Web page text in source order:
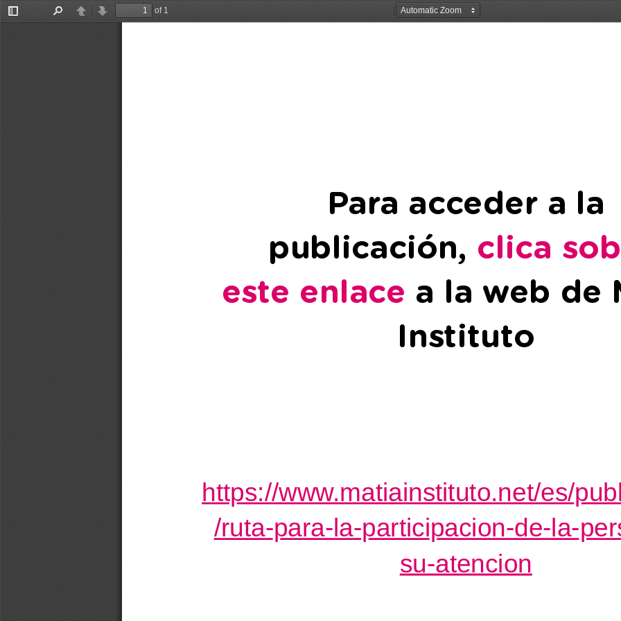
Toggle
PreviousNext
of 1
Para acceder a la
publicación, clica
este enlace a la web de
Instituto
https://www.matiainstituto.net/es/
/ruta-para-la-participacion-de-la-
su-atencion